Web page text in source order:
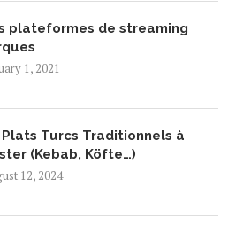
plateformes de streaming
1, 2021
Plats Turcs Traditionnels à
(Kebab, Köfte…)
12, 2024